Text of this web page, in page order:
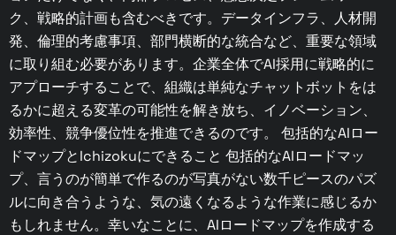
ク、戦略的計画も含むべきです。データインフラ、人材開
発、倫理的考慮事項、部門横断的な統合など、重要な領域
に取り組む必要があります。企業全体でAI採用に戦略的に
アプローチすることで、組織は単純なチャットボットをは
るかに超える変革の可能性を解き放ち、イノベーション、
効率性、競争優位性を推進できるのです。 包括的なAIロー
ドマップとIchizokuにできること 包括的なAIロードマッ
プ、言うのが簡単で作るのが写真がない数千ピースのパズ
ルに向き合うような、気の遠くなるような作業に感じるか
もしれません。幸いなことに、AIロードマップを作成する